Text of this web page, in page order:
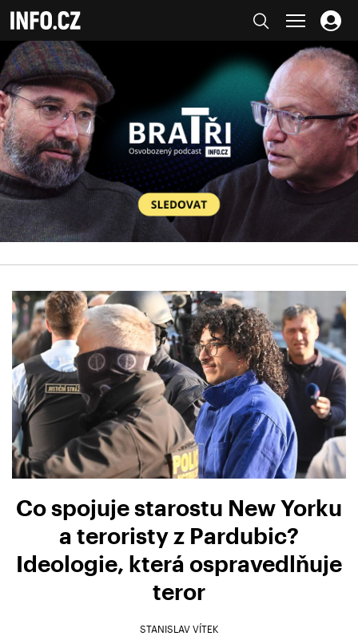
Co spojuje starostu New Yorku
a teroristy z Pardubic?
Ideologie, která ospravedlňuje
teror
STANISLAV VÍTEK